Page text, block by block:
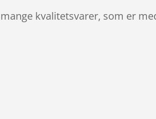
kvalitetsvarer, som er